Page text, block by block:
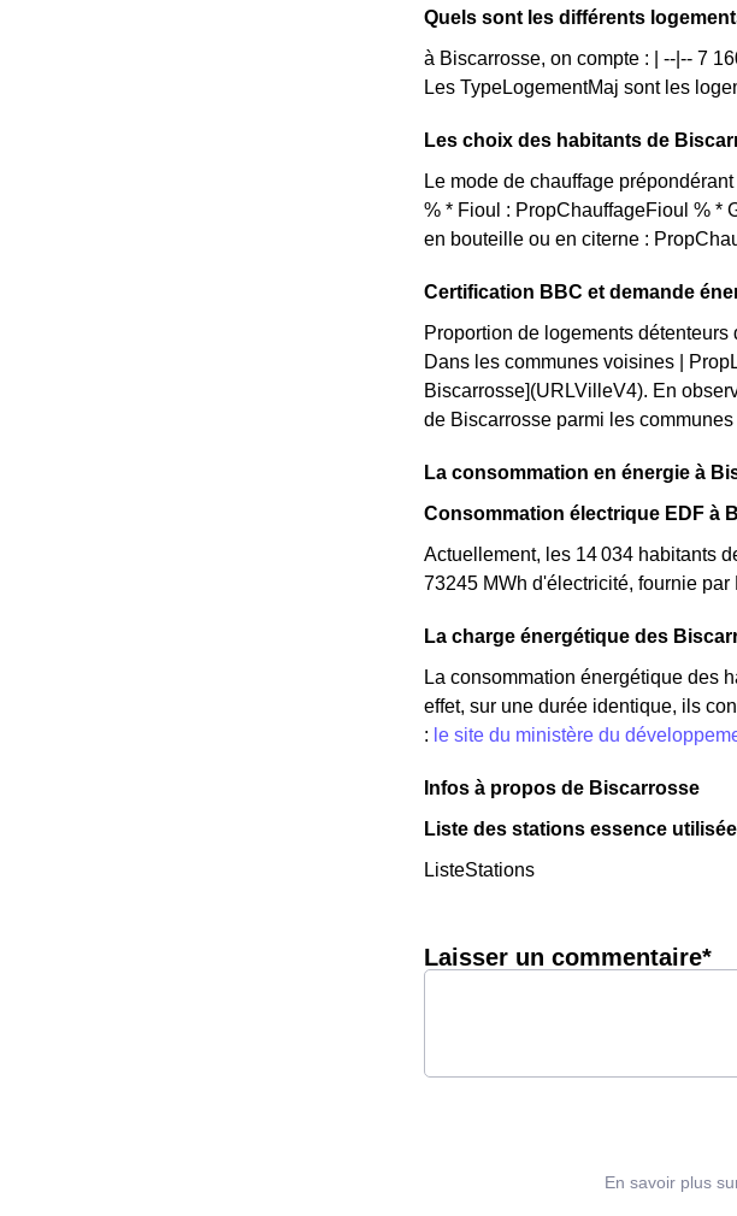
Quels sont les différents
à Biscarrosse, on compte : | --|-- 7
Les TypeLogementMaj sont les
Les choix des habitants de
Le mode de chauffage
% * Fioul : PropChauffageFioul % *
en bouteille ou en citerne :
Certification BBC et demande
Proportion de logements
Dans les communes voisines |
Biscarrosse](URLVilleV4). En
de Biscarrosse parmi les
La consommation en énergie à
Consommation électrique EDF à
Actuellement, les 14 034 habitants
73245 MWh d'électricité, fournie par
La charge énergétique des
La consommation énergétique des
effet, sur une durée identique, ils
: le site du ministère du
Infos à propos de Biscarrosse
Liste des stations essence
ListeStations
Laisser un commentaire*
En savoir plus